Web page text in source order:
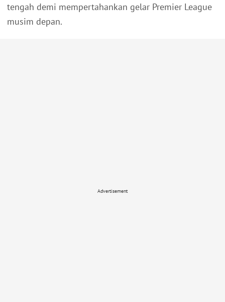
tengah demi mempertahankan gelar Premier League
musim depan.
Advertisement